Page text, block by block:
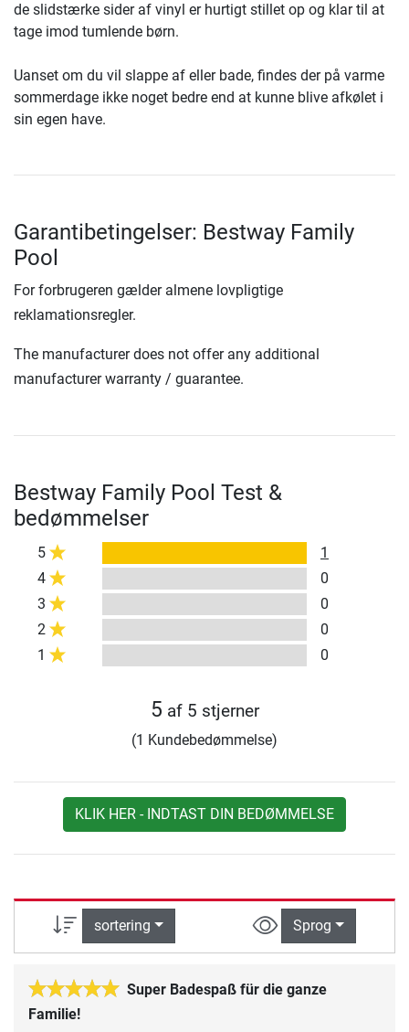
de slidstærke sider af vinyl er hurtigt stillet op og klar til at
tage imod tumlende børn.
Uanset om du vil slappe af eller bade, findes der på varme
sommerdage ikke noget bedre end at kunne blive afkølet i
sin egen have.
Garantibetingelser: Bestway Family
Pool
For forbrugeren gælder almene lovpligtige
reklamationsregler.
The manufacturer does not offer any additional
manufacturer warranty / guarantee.
Bestway Family Pool Test &
bedømmelser
5
1
4
0
3
0
2
0
1
0
5 af 5 stjerner
(1 Kundebedømmelse)
KLIK HER - INDTAST DIN BEDØMMELSE
sortering Sprog
Super Badespaß für die ganze
Familie!